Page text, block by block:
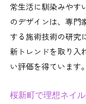
自爪に優
実際の体
ネイル研
口コミで
桜新町周辺
常生活に馴染みやす
のデザインは、専門
する施術技術の研究
新トレンドを取り入
い評価を得ています。
桜新町で理想ネイ